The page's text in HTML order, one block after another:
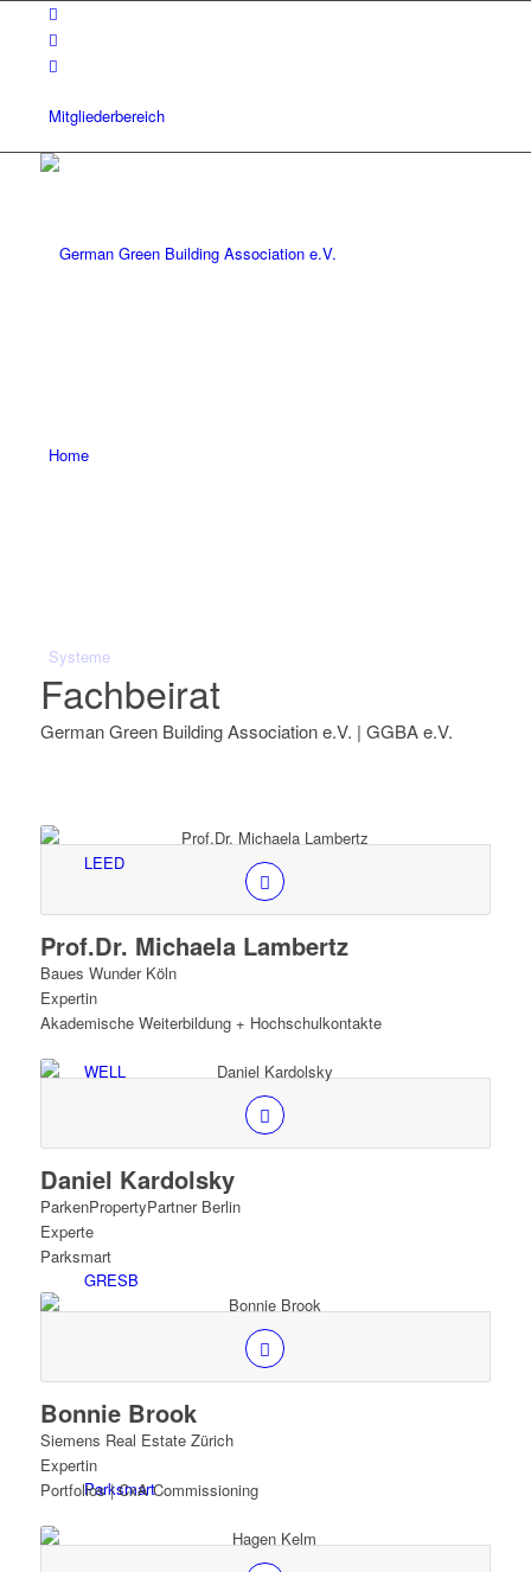
Mitgliederbereich
Home
Systeme
LEED
WELL
GRESB
Parksmart
Fachbeirat
German Green Building Association e.V. | GGBA e.V.
Prof.Dr. Michaela Lambertz
Baues Wunder Köln
Expertin
Akademische Weiterbildung + Hochschulkontakte
Daniel Kardolsky
ParkenPropertyPartner Berlin
Experte
Parksmart
Bonnie Brook
Siemens Real Estate Zürich
Expertin
Portfolios | CxA Commissioning